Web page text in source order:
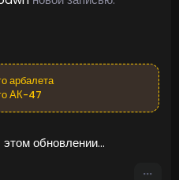
арбалета
АК-47
обновлении...